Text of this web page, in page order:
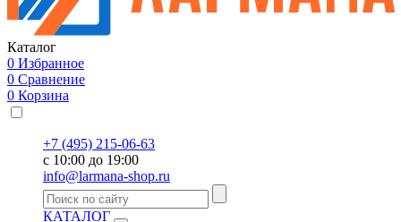
Каталог
0 Избранное
0 Сравнение
0 Корзина
+7 (495) 215-06-63
с 10:00 до 19:00
info@larmana-shop.ru
КАТАЛОГ